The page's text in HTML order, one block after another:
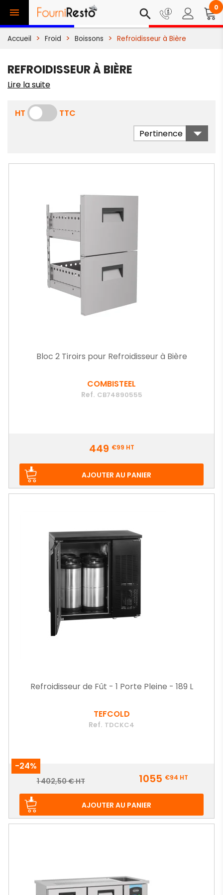
 search 0
Accueil Froid Boissons Refroidisseur à Bière
REFROIDISSEUR À BIÈRE
Lire la suite
HT
TTC
Pertinence

Bloc 2 Tiroirs pour Refroidisseur à Bière
COMBISTEEL
Ref. CB74890555
449 €99 HT
AJOUTER AU PANIER
Refroidisseur de Fût - 1 Porte Pleine - 189 L
TEFCOLD
Ref. TDCKC4
-24%
Prix
Prix
1 402,50 € HT 1055 €94 HT
AJOUTER AU PANIER